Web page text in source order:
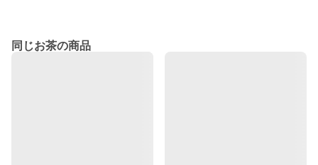
同じお茶の商品